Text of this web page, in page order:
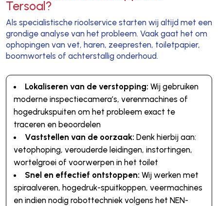
Tersoal?
Als specialistische rioolservice starten wij altijd met een
grondige analyse van het probleem. Vaak gaat het om
ophopingen van vet, haren, zeepresten, toiletpapier,
boomwortels of achterstallig onderhoud.
Lokaliseren van de verstopping: Wij gebruiken
moderne inspectiecamera’s, verenmachines of
hogedrukspuiten om het probleem exact te
traceren en beoordelen
Vaststellen van de oorzaak: Denk hierbij aan:
vetophoping, verouderde leidingen, instortingen,
wortelgroei of voorwerpen in het toilet
Snel en effectief ontstoppen: Wij werken met
spiraalveren, hogedruk-spuitkoppen, veermachines
en indien nodig robottechniek volgens het NEN-